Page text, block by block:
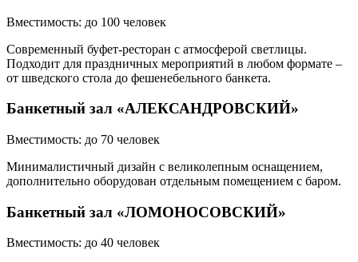
Вместимость: до 100 человек
Современный буфет-ресторан с атмосферой светлицы.
Подходит для праздничных мероприятий в любом формате –
от шведского стола до фешенебельного банкета.
Банкетный зал «АЛЕКСАНДРОВСКИЙ»
Вместимость: до 70 человек
Минималистичный дизайн с великолепным оснащением,
дополнительно оборудован отдельным помещением с баром.
Банкетный зал «ЛОМОНОСОВСКИЙ»
Вместимость: до 40 человек